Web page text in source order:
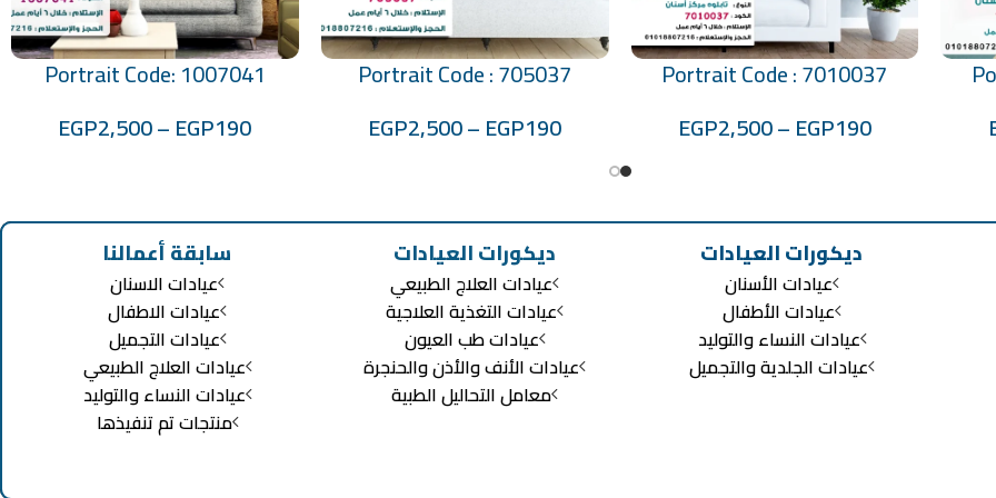
تحديد أحد الخيارات
Portrait Code : 7010037
EGP190
–
EGP2,500
تحديد أحد الخيارات
Portrait Code : 705037
EGP190
–
EGP2,500
تحديد أحد الخيارات
Portrait Code: 1007041
EGP190
–
EGP2,500
ديكورات العيادات
عيادات الأسنان
عيادات الأطفال
عيادات النساء والتوليد
عيادات الجلدية والتجميل
ديكورات العيادات
عيادات العلاج الطبيعي
عيادات التغذية العلاجية
عيادات طب العيون
عيادات الأنف والأذن والحنجرة
معامل التحاليل الطبية
سابقة أعمالنا
عيادات الاسنان
عيادات الاطفال
عيادات التجميل
عيادات العلاج الطبيعي
عيادات النساء والتوليد
منتجات تم تنفيذها